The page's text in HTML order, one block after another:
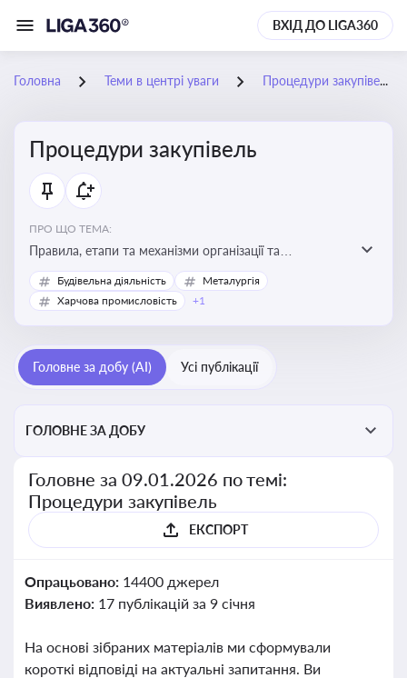
ВХІД ДО LIGA360
Головна Теми в центрі уваги Процедури закупівель
Процедури закупівель
ПРО ЩО ТЕМА:
Правила, етапи та механізми організації та
проведення закупівель товарів, робіт та послуг за
державні чи публічні кошти
Будівельна діяльність
Металургія
Харчова промисловість
+1
Головне за добу (AI) Усі публікації
ГОЛОВНЕ ЗА ДОБУ
Головне за 09.01.2026 по темі:
Процедури закупівель
ЕКСПОРТ
Опрацьовано: 14400 джерел
Виявлено: 17 публікацій за 9 січня
На основі зібраних матеріалів ми сформували
короткі відповіді на актуальні запитання. Ви